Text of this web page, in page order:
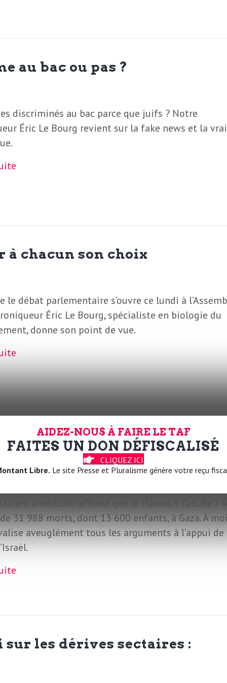
au bac ou pas ?
discriminés au bac parce que juifs ? Notre
Éric Le Bourg revient sur la fake news et la
à chacun son choix
le débat parlementaire s’ouvre ce lundi à
Éric Le Bourg, spécialiste en biologie du
donne son point de vue.
en statistiques ou
31 988 morts, dont 13 600 enfants, à Gaza. À
aveuglément tous les arguments à l’appui
sur les dérives sectaires :
AIDEZ-NOUS À FAIRE LE TAF
FAITES UN DON DÉFISCALISÉ
CLIQUEZ ICI
Libre. Le site Presse et Pluralisme génère votre reçu